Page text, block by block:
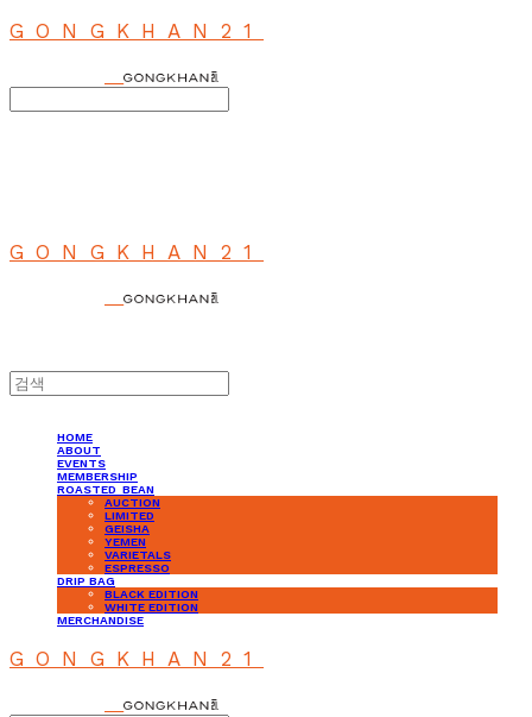
GONGKHAN21
GONGKHAN21
HOME
ABOUT
EVENTS
MEMBERSHIP
ROASTED_BEAN
AUCTION
LIMITED
GEISHA
YEMEN
VARIETALS
ESPRESSO
DRIP BAG
BLACK EDITION
WHITE EDITION
MERCHANDISE
GONGKHAN21